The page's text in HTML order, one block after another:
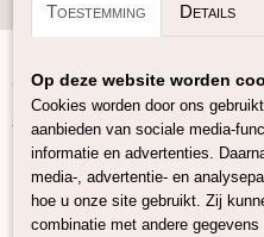
Home>Garen>Merken>
White
Toestemming Details
Op deze website worden
Cookies worden door ons
aanbieden van sociale media-
informatie en advertenties.
media-, advertentie- en
hoe u onze site gebruikt. Zij
combinatie met andere